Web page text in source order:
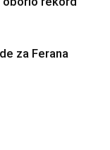
za Ferana